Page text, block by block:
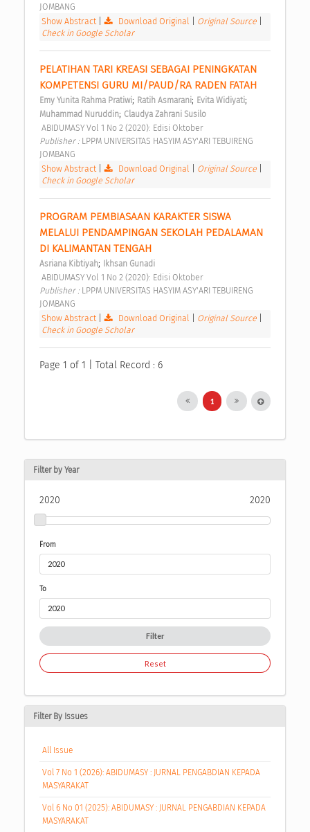
JOMBANG
Show Abstract| Download Original Original Source
Check in Google Scholar
PELATIHAN TARI KREASI SEBAGAI PENINGKATAN
KOMPETENSI GURU MI/PAUD/RA RADEN FATAH
Emy Yunita Rahma Pratiwi; Ratih Asmarani; Evita Widiyati;
Muhammad Nuruddin; Claudya Zahrani Susilo
ABIDUMASY Vol 1 No 2 (2020): Edisi Oktober
Publisher : LPPM UNIVERSITAS HASYIM ASY'ARI TEBUIRENG
JOMBANG
Show Abstract| Download Original Original Source
Check in Google Scholar
PROGRAM PEMBIASAAN KARAKTER SISWA
MELALUI PENDAMPINGAN SEKOLAH PEDALAMAN
DI KALIMANTAN TENGAH
Asriana Kibtiyah; Ikhsan Gunadi
ABIDUMASY Vol 1 No 2 (2020): Edisi Oktober
Publisher : LPPM UNIVERSITAS HASYIM ASY'ARI TEBUIRENG
JOMBANG
Show Abstract| Download Original Original Source
Check in Google Scholar
Page 1 of 1 | Total Record : 6
1
Filter by Year
2020 2020
From
To
Filter
Reset
Filter By Issues
All Issue
Vol 7 No 1 (2026): ABIDUMASY : JURNAL PENGABDIAN KEPADA
MASYARAKAT
Vol 6 No 01 (2025): ABIDUMASY : JURNAL PENGABDIAN KEPADA
MASYARAKAT